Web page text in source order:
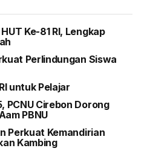
Ke-81 RI, Lengkap
Perlindungan Siswa
untuk Pelajar
PCNU Cirebon Dorong
PBNU
Perkuat Kemandirian
Kambing